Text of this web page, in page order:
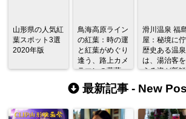
山形県の人気紅
葉スポット3選
2020年版
鳥海高原ライン
の紅葉：時の運
と紅葉がめぐり
逢う、路上カメ
ラマンの葛藤
滑川温泉 福
屋：秘境に
歴史ある温泉
は、湯治客
える姿が新
最新記事 - New